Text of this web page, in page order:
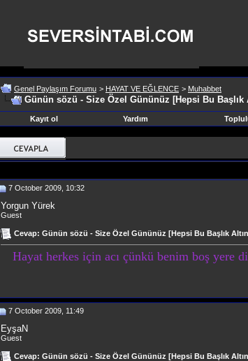
Genel Paylaşım Forumu > HAYAT VE EĞLENCE > Muhabbet
Günün sözü - Size Özel Gününüz [Hepsi Bu Başlık
Kayıt ol
Yardım
7 October 2009, 10:32
Yorgun Yürek
Guest
Cevap: Günün sözü - Size Özel Gününüz [Hepsi Bu Başlık
Hayat herkes için acı çünkü benim boş yere
7 October 2009, 11:49
EyşaN
Guest
Cevap: Günün sözü - Size Özel Gününüz [Hepsi Bu Başlık